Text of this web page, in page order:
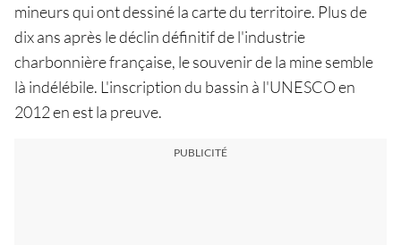
mineurs qui ont dessiné la carte du territoire. Plus de
dix ans après le déclin définitif de l'industrie
charbonnière française, le souvenir de la mine semble
là indélébile. L'inscription du bassin à l'UNESCO en
2012 en est la preuve.